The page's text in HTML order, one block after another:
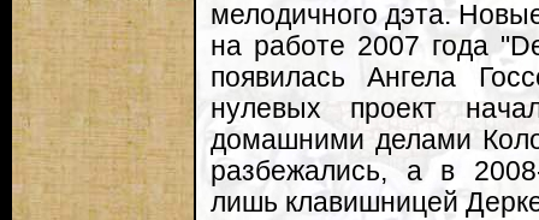
мелодичного дэта.
на работе 2007 года
появилась Ангела
нулевых проект
домашними делами
разбежались, а в
лишь клавишницей